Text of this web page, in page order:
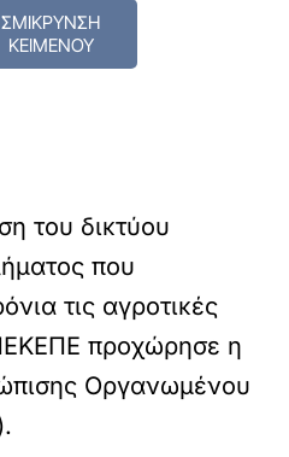
ΣΜΙΚΡΥΝΣΗ
ΚΕΙΜΕΝΟΥ
του δικτύου
που
τις αγροτικές
προχώρησε η
Οργανωμένου